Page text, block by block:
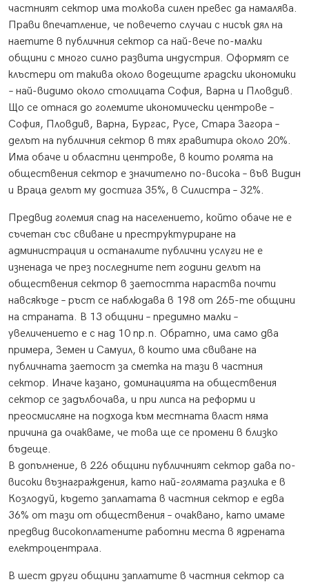
частният сектор има толкова силен превес да намалява.
Прави впечатление, че повечето случаи с нисък дял на
наетите в публичния сектор са най-вече по-малки
общини с много силно развита индустрия. Оформят се
клъстери от такива около водещите градски икономики
– най-видимо около столицата София, Варна и Пловдив.
Що се отнася до големите икономически центрове –
София, Пловдив, Варна, Бургас, Русе, Стара Загора –
делът на публичния сектор в тях гравитира около 20%.
Има обаче и областни центрове, в които ролята на
обществения сектор е значително по-висока – във Видин
и Враца делът му достига 35%, в Силистра – 32%.
Предвид големия спад на населението, който обаче не е
съчетан със свиване и преструктуриране на
администрация и останалите публични услуги не е
изненада че през последните пет години делът на
обществения сектор в заетостта нараства почти
навсякъде – ръст се наблюдава в 198 от 265-те общини
на страната. В 13 общини – предимно малки –
увеличението е с над 10 пр.п. Обратно, има само два
примера, Земен и Самуил, в които има свиване на
публичната заетост за сметка на тази в частния
сектор. Иначе казано, доминацията на обществения
сектор се задълбочава, и при липса на реформи и
преосмисляне на подхода към местната власт няма
причина да очакваме, че това ще се промени в близко
бъдеще.
В допълнение, в 226 общини публичният сектор дава по-
високи възнаграждения, като най-голямата разлика е в
Козлодуй, където заплатата в частния сектор е едва
36% от тази от обществения – очаквано, като имаме
предвид високоплатените работни места в ядрената
електроцентрала.
В шест други общини заплатите в частния сектор са